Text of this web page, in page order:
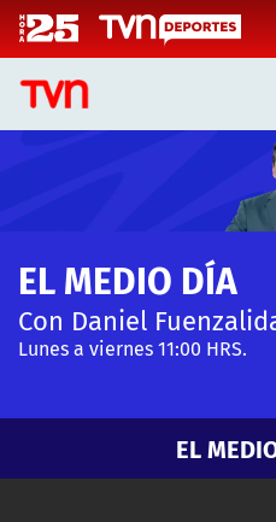
Click acá para ir directamente
CASTING MASTERCHEF
CASTING TVN VERTICAL
TVN VERTICAL
TVN PLAY
EL MEDIO DÍA
Con Daniel
Lunes a viernes 11:00 HRS.
EL